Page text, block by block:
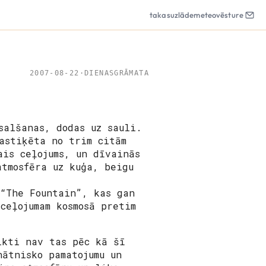
takasuzlādemeteovēsture
2007-08-22 · DIENASGRĀMATA
dodas uz sauli.
no trim citām
ceļojums, un dīvainās
uz kuģa, beigu
Fountain”, kas gan
kosmosā pretim
nav tas pēc kā šī
pamatojumu un